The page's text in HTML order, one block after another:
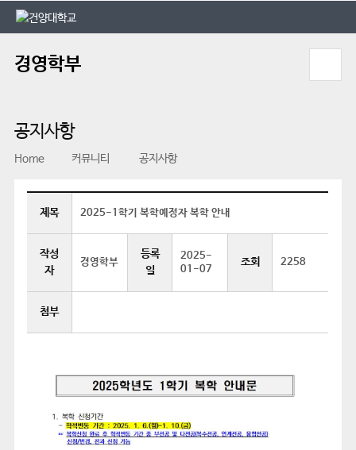
본문 바로가기
대메뉴 바로가기
경영학부
공지사항
Home 커뮤니티 공지사항
제목 2025-1학기 복학예정자 복학 안내
작성
자
경영학부
등록
일
2025-
01-07
조회 2258
첨부